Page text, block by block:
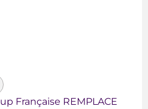
Française REMPLACE